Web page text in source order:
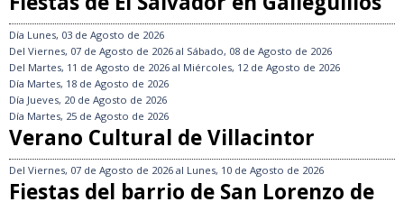
Día Lunes, 03 de Agosto de 2026
Del Viernes, 07 de Agosto de 2026 al Sábado, 08 de Agosto de 2026
Del Martes, 11 de Agosto de 2026 al Miércoles, 12 de Agosto de 2026
Día Martes, 18 de Agosto de 2026
Día Jueves, 20 de Agosto de 2026
Día Martes, 25 de Agosto de 2026
Verano Cultural de Villacintor
Del Viernes, 07 de Agosto de 2026 al Lunes, 10 de Agosto de 2026
Fiestas del barrio de San Lorenzo de